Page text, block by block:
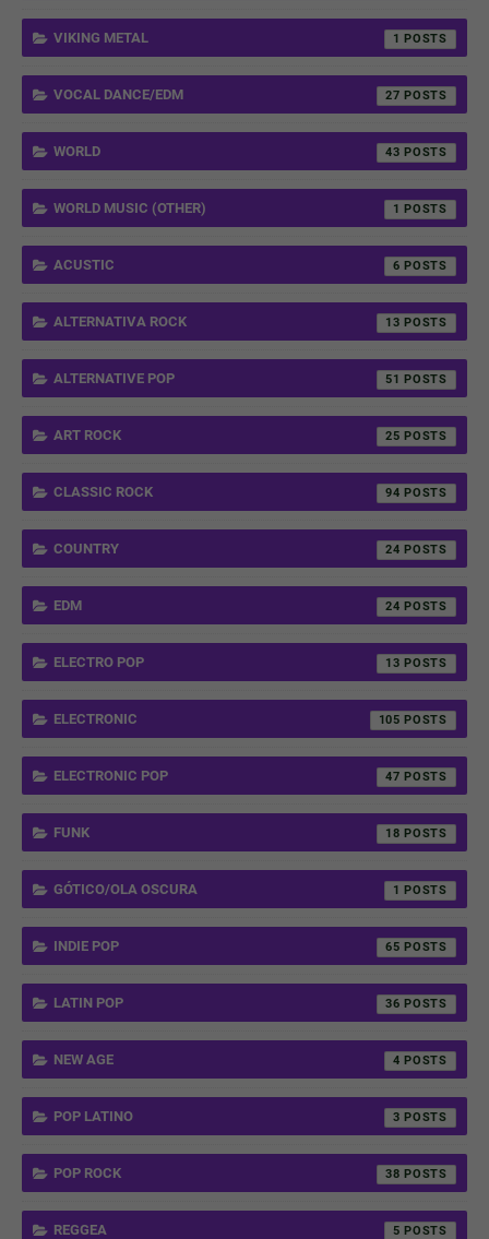
VIKING METAL 1
VOCAL DANCE/EDM 27
WORLD 43
WORLD MUSIC (OTHER) 1
ACUSTIC 6
ALTERNATIVA ROCK 13
ALTERNATIVE POP 51
ART ROCK 25
CLASSIC ROCK 94
COUNTRY 24
EDM 24
ELECTRO POP 13
ELECTRONIC 105
ELECTRONIC POP 47
FUNK 18
GÓTICO/OLA OSCURA 1
INDIE POP 65
LATIN POP 36
NEW AGE 4
POP LATINO 3
POP ROCK 38
REGGEA 5